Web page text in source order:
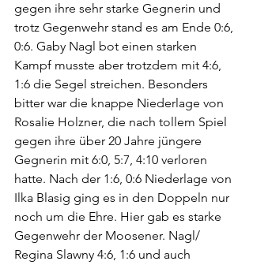
gegen ihre sehr starke Gegnerin und
trotz Gegenwehr stand es am Ende 0:6,
0:6. Gaby Nagl bot einen starken
Kampf musste aber trotzdem mit 4:6,
1:6 die Segel streichen. Besonders
bitter war die knappe Niederlage von
Rosalie Holzner, die nach tollem Spiel
gegen ihre über 20 Jahre jüngere
Gegnerin mit 6:0, 5:7, 4:10 verloren
hatte. Nach der 1:6, 0:6 Niederlage von
Ilka Blasig ging es in den Doppeln nur
noch um die Ehre. Hier gab es starke
Gegenwehr der Moosener. Nagl/
Regina Slawny 4:6, 1:6 und auch